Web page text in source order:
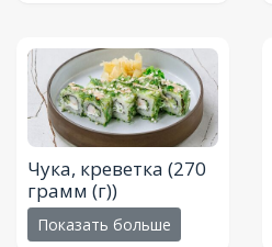
Чука, креветка (270
грамм (г))
Показать больше